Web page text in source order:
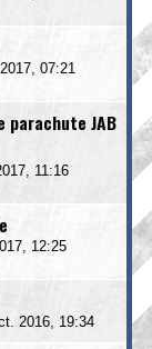
07:21
parachute JAB
11:16
12:25
2016, 19:34